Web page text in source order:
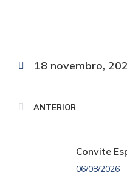
18 novembro,
ANTERIOR
Convite
06/08/2026